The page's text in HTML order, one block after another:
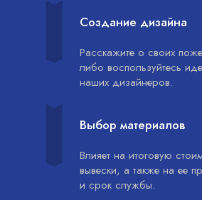
Создание дизайна
Расскажите о своих
либо воспользуйтесь
наших дизайнеров.
Выбор материалов
Влияет на итоговую
вывески, а также на ее
и срок службы.